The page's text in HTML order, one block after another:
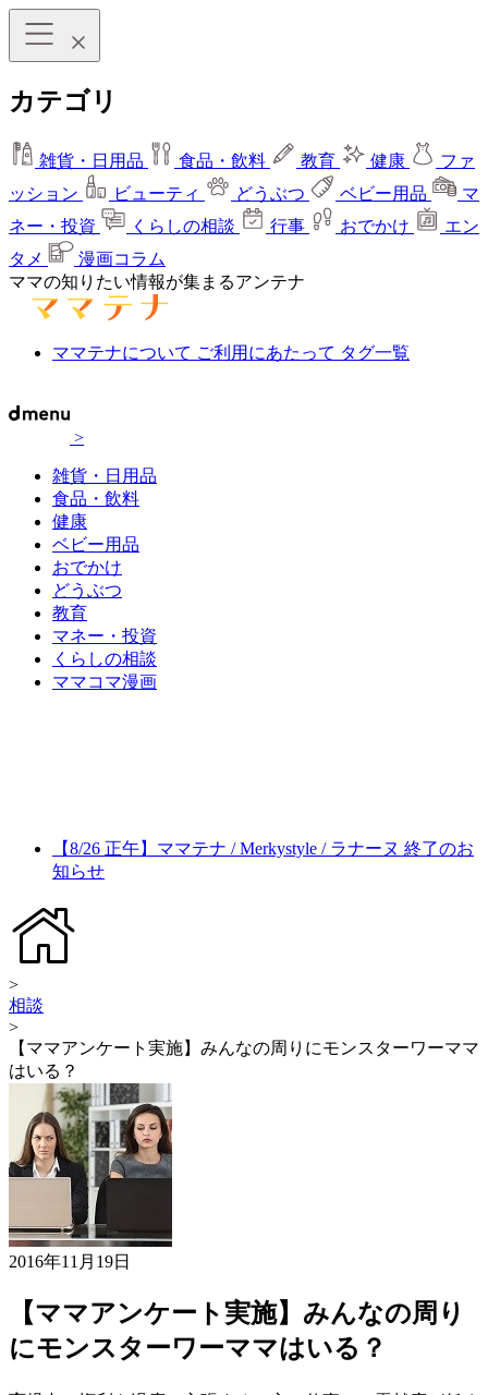
カテゴリ
雑貨・日用品 食品・飲料 教育 健康
ファ
ッション
ビューティ どうぶつ ベビー用品
マ
ネー・投資
くらしの相談 行事 おでかけ
エン
タメ
漫画コラム
ママの知りたい情報が集まるアンテナ
ママテナについて ご利用にあたって タグ一覧
>
雑貨・日用品
食品・飲料
健康
ベビー用品
おでかけ
どうぶつ
教育
マネー・投資
くらしの相談
ママコマ漫画
【8/26 正午】ママテナ / Merkystyle / ラナーヌ 終了のお
知らせ
>
相談
>
【ママアンケート実施】みんなの周りにモンスターワーママ
はいる？
2016年11月19日
【ママアンケート実施】みんなの周り
にモンスターワーママはいる？